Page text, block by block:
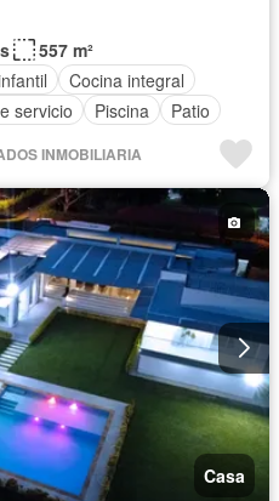
557 m²
Cocina integral
servicio Piscina Patio
INMOBILIARIA
Casa